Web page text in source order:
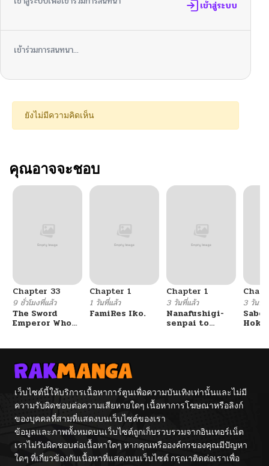
เข้าสู่ระบบ
เข้าร่วมการสนทนา...
ยังไม่มีความคิดเห็น
คุณอาจจะชอบ
Chapter 33
9 ชั่วโมงที่แล้ว
The Sword
Emperor Who
จักรพรรดิเทพดาบ
ผงาดเหนือชาติภพ
Chapter 1
1 วันที่แล้ว
FamiRes Iko.
Chapter 1
3 วันที่แล้ว
Nanafushigi-
senpai to
3 วันที่
เว็บไซต์นี้ให้บริการเนื้อหาการ์ตูนเพื่อความบันเทิงเท่านั้นและไม่มี
ความรับผิดชอบต่อความเสียหายใดๆ เนื้อหาการโฆษณาหรือลิงก์
ของบุคคลที่สามที่แสดงบนเว็บไซต์ของเรา
ข้อมูลและภาพทั้งหมดบนเว็บไซต์ถูกเก็บรวบรวมจากอินเทอร์เน็ต
เราไม่รับผิดชอบต่อเนื้อหาใดๆ หากคุณหรือองค์กรของคุณมีปัญหา
ใดๆ ที่เกี่ยวข้องกับเนื้อหาที่แสดงบนเว็บไซต์ กรุณาติดต่อเราเพื่อ